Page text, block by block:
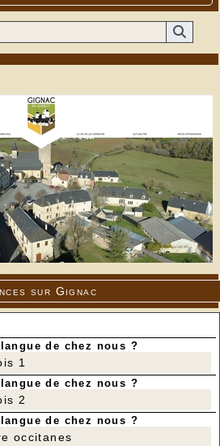
sur Gignac
de chez nous ?
1
de chez nous ?
2
de chez nous ?
occitanes